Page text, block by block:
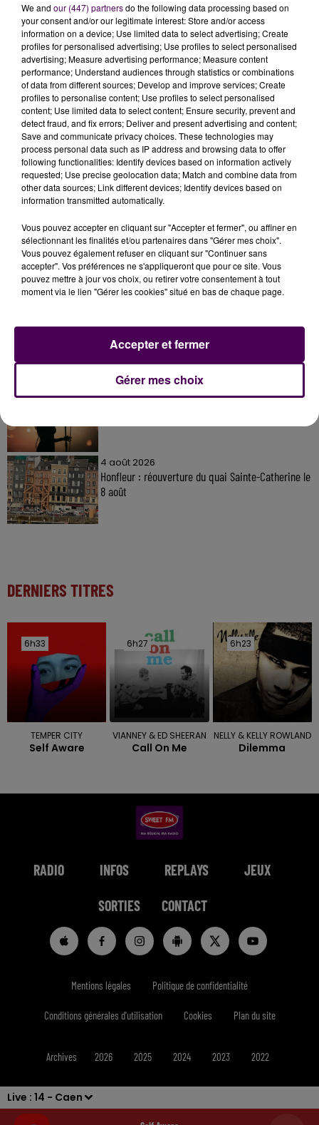
Live : 14 - Caen
🛠️ Les équipes SNCF sont dépêchées sur place afin
de procéder aux réparations.
Je suis à votre écoute. 📲
pic.twitter.com/N5RASVwV05
— TER Pays de la Loire (@TERPays2LaLoire)
September 8, 2023
À LA UNE
Gagnez vos entrées à Terra Botanica !
4 août 2026
Honfleur : réouverture du quai Sainte-Catherine le
8 août
DERNIERS TITRES
6h33
6h33
TEMPER CITY
Self Aware
6h27
6h27
VIANNEY & ED SHEERAN
Call On Me
6h23
6h23
NELLY & KELLY ROWLAND
Dilemma
RADIO INFOS REPLAYS JEUX
SORTIES CONTACT
Mentions légales Politique de confidentialité
Conditions générales d'utilisation Cookies Plan du site
Archives 2026 2025 2024 2023 2022
We and our (447) partnersdo the following data processing based on
your consent and/or our legitimate interest: Store and/or access
information on a device; Use limited data to select advertising; Create
profiles for personalised advertising; Use profiles to select personalised
advertising; Measure advertising performance; Measure content
performance; Understand audiences through statistics or combinations
of data from different sources; Develop and improve services; Create
profiles to personalise content; Use profiles to select personalised
content; Use limited data to select content; Ensure security, prevent and
detect fraud, and fix errors; Deliver and present advertising and content;
Save and communicate privacy choices. These technologies may
process personal data such as IP address and browsing data to offer
following functionalities: Identify devices based on information actively
requested; Use precise geolocation data; Match and combine data from
other data sources; Link different devices; Identify devices based on
information transmitted automatically.
Vous pouvez accepter en cliquant sur "Accepter et fermer", ou affiner en
sélectionnant les finalités et/ou partenaires dans "Gérer mes choix".
Vous pouvez également refuser en cliquant sur "Continuer sans
accepter". Vos préférences ne s'appliqueront que pour ce site. Vous
pouvez mettre à jour vos choix, ou retirer votre consentement à tout
moment via le lien "Gérer les cookies" situé en bas de chaque page.
Gérer mes choix
Accepter et fermer